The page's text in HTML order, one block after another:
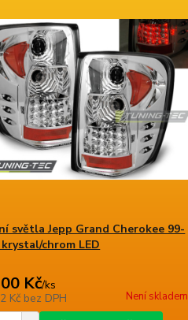
světla Jepp Grand Cherokee 99-
chrom LED
Kč/ks
Kč bez DPH Není skladem